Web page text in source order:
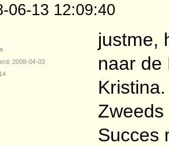
06-13 12:09:40
2008-04-03
justme,
naar de
Succes